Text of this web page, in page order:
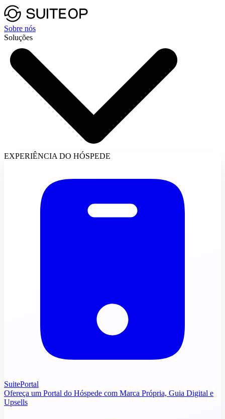
Sobre nós
Soluções
EXPERIÊNCIA DO HÓSPEDE
SuitePortal
Ofereça um Portal do Hóspede com Marca Própria, Guia Digital e
Upsells